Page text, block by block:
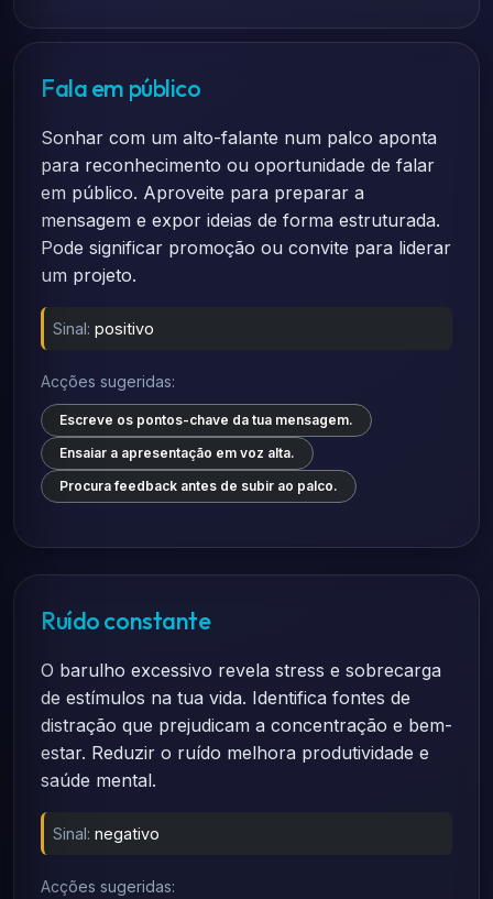
Fala em público
Sonhar com um alto-falante num palco aponta
para reconhecimento ou oportunidade de falar
em público. Aproveite para preparar a
mensagem e expor ideias de forma estruturada.
Pode significar promoção ou convite para liderar
um projeto.
Sinal: positivo
Acções sugeridas:
Escreve os pontos-chave da tua mensagem.
Ensaiar a apresentação em voz alta.
Procura feedback antes de subir ao palco.
Ruído constante
O barulho excessivo revela stress e sobrecarga
de estímulos na tua vida. Identifica fontes de
distração que prejudicam a concentração e bem-
estar. Reduzir o ruído melhora produtividade e
saúde mental.
Sinal: negativo
Acções sugeridas: